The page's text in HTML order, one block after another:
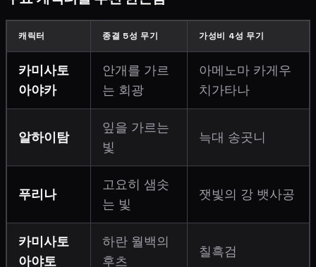
캐릭터 종결 5성 무기 가성비 4성 무기
카미사토
아야카
안개를 가르
는 회광
아메노마 카게우
치가타나
알하이탐
잎을 가르는
빛
늑대 송곳니
푸리나
고요히 샘솟
는 빛
잿빛의 강 뱃사공
카미사토
아야토
하란 월백의
후츠
칠흑검